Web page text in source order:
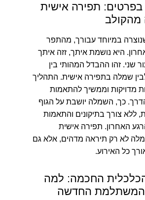
בפרטים: תפירה אישית
מהקולב
במיוחד עבורך, מהתפר
היא נושמת איתך, זזה איתך
שני. זהו ההבדל המהותי בין
שמלה בתפירה אישית. התהליך
מדויקות וממשיך להתאמות
כך, השמלה יושבת על הגוף
ללא צורך בתיקונים והתאמות
האחרון. תפירה אישית
לא רק תיראה מדהים, אלא גם
כל האירוע.
החכמה: למה
המשתלמת החדשה